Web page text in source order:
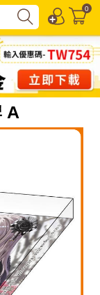
0
A